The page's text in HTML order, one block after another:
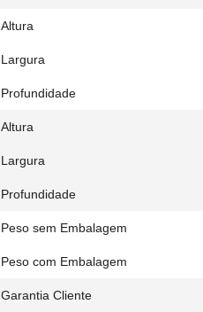
Altura
Largura
Profundidade
Altura
Largura
Profundidade
Peso sem Embalagem
Peso com Embalagem
Garantia Cliente